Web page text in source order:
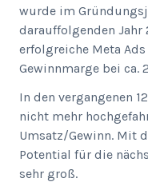
wurde im
darauffolgenden Jahr
erfolgreiche Meta
Gewinnmarge bei ca.
In den vergangenen
nicht mehr
Umsatz/Gewinn. Mit
Potential für die
sehr groß.